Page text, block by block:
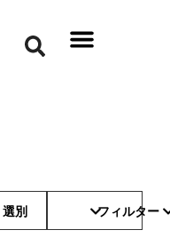
選別 フィルター